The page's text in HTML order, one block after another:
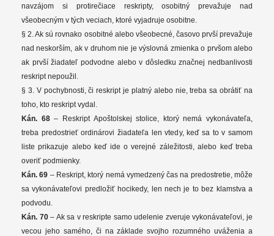
navzájom si protirečiace reskripty, osobitný prevažuje nad
všeobecným v tých veciach, ktoré vyjadruje osobitne.
§ 2. Ak sú rovnako osobitné alebo všeobecné, časovo prvší prevažuje
nad neskorším, ak v druhom nie je výslovná zmienka o prvšom alebo
ak prvší žiadateľ podvodne alebo v dôsledku značnej nedbanlivosti
reskript nepoužil.
§ 3. V pochybnosti, či reskript je platný alebo nie, treba sa obrátiť na
toho, kto reskript vydal.
Kán. 68– Reskript Apoštolskej stolice, ktorý nemá vykonávateľa,
treba predostrieť ordinárovi žiadateľa len vtedy, keď sa to v samom
liste prikazuje alebo keď ide o verejné záležitosti, alebo keď treba
overiť podmienky.
Kán. 69 – Reskript, ktorý nemá vymedzený čas na predostretie, môže
sa vykonávateľovi predložiť hocikedy, len nech je to bez klamstva a
podvodu.
Kán. 70– Ak sa v reskripte samo udelenie zveruje vykonávateľovi, je
vecou jeho samého, či na základe svojho rozumného uváženia a